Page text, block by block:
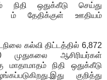
நிதி ஒதுக்கீடு செய்து
ம் தேதிக்குள் ஊதியம்
கல்வி திட்டத்தில் 6,872
முதுகலை ஆசிரியர்கள்
மாதாமாதம் நிதி ஒதுக்கீடு
குறித்து